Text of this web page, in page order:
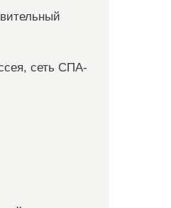
сеть СПА-